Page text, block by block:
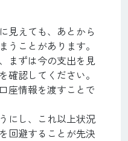
見えても、あとから
うことがあります。
まずは今の支出を見
確認してください。
座情報を渡すことで
にし、これ以上状況
回避することが先決